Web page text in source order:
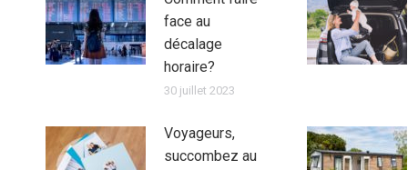
face au
décalage
horaire?
30 juillet 2023
Voyageurs,
succombez au